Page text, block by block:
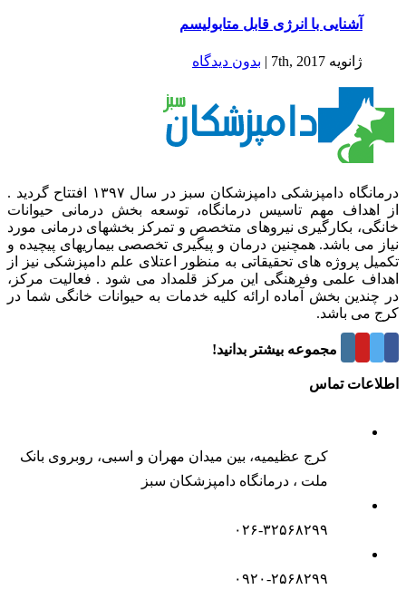
آشنایی با انرژی قابل متابولیسم
ژانویه 7th, 2017 | بدون ديدگاه
درمانگاه دامپزشکی دامپزشکان سبز در سال ۱۳۹۷ افتتاح گردید .
از اهداف مهم تاسیس درمانگاه، توسعه بخش درمانی حیوانات
خانگی، بکارگیری نیروهای متخصص و تمرکز بخشهای درمانی مورد
نیاز می باشد. همچنین درمان و پیگیری تخصصی بیماریهای پیچیده و
تکمیل پروژه های تحقیقاتی به منظور اعتلای علم دامپزشکی نیز از
اهداف علمی وفرهنگی این مرکز قلمداد می شود . فعالیت مرکز،
در چندین بخش آماده ارائه کلیه خدمات به حیوانات خانگی شما در
کرج می باشد.
درباره این مجموعه بیشتر بدانید!
اطلاعات تماس
کرج عظیمیه، بین میدان مهران و اسبی، روبروی بانک
ملت ، درمانگاه دامپزشکان سبز
۰۲۶-۳۲۵۶۸۲۹۹
۰۹۲۰-۲۵۶۸۲۹۹